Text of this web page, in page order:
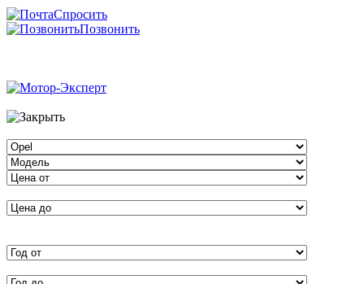
Спросить
Позвонить